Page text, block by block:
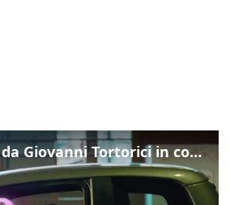
Ketticè diretto da Giovanni Tortorici in concorso al Locarno Film Festival